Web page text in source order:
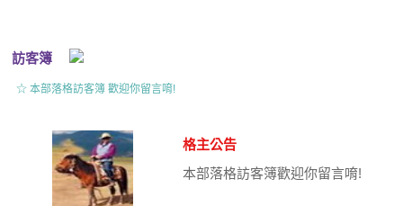
訪客簿
☆ 本部落格訪客簿 歡迎你留言唷!
格主公告
本部落格訪客簿歡迎你留言唷!